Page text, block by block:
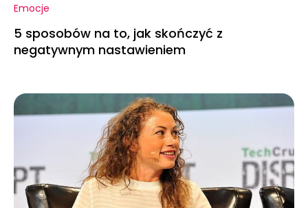
Emocje
5 sposobów na to, jak skończyć z
negatywnym nastawieniem